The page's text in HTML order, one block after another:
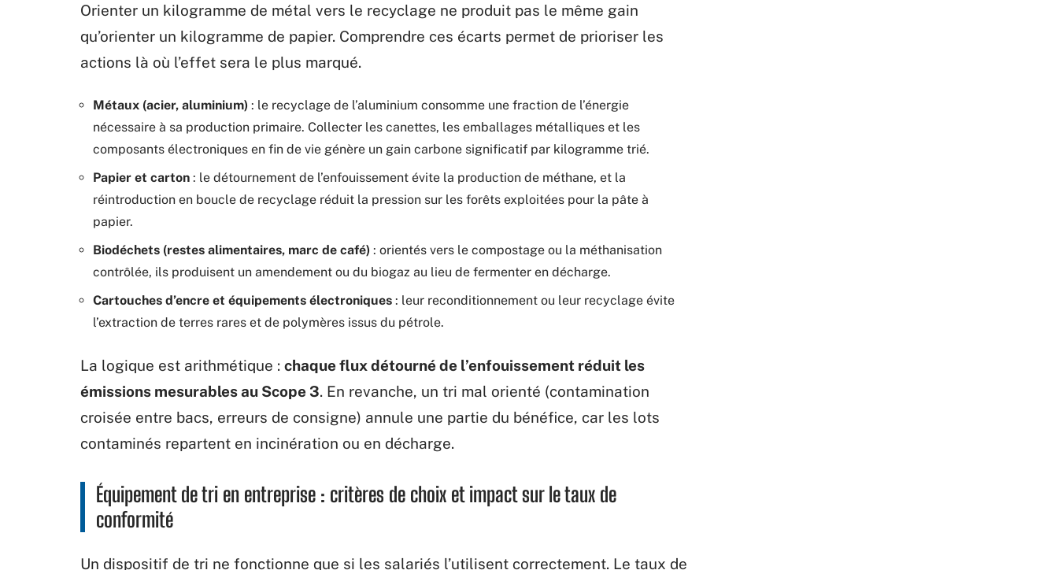
Orienter un kilogramme de métal vers le recyclage ne produit pas le même gain
qu’orienter un kilogramme de papier. Comprendre ces écarts permet de prioriser les
actions là où l’effet sera le plus marqué.
Métaux (acier, aluminium) : le recyclage de l’aluminium consomme une fraction de l’énergie
nécessaire à sa production primaire. Collecter les canettes, les emballages métalliques et les
composants électroniques en fin de vie génère un gain carbone significatif par kilogramme trié.
Papier et carton : le détournement de l’enfouissement évite la production de méthane, et la
réintroduction en boucle de recyclage réduit la pression sur les forêts exploitées pour la pâte à
papier.
Biodéchets (restes alimentaires, marc de café) : orientés vers le compostage ou la méthanisation
contrôlée, ils produisent un amendement ou du biogaz au lieu de fermenter en décharge.
Cartouches d’encre et équipements électroniques : leur reconditionnement ou leur recyclage évite
l’extraction de terres rares et de polymères issus du pétrole.
La logique est arithmétique : chaque flux détourné de l’enfouissement réduit les
émissions mesurables au Scope 3. En revanche, un tri mal orienté (contamination
croisée entre bacs, erreurs de consigne) annule une partie du bénéfice, car les lots
contaminés repartent en incinération ou en décharge.
Équipement de tri en entreprise : critères de choix et impact sur le taux de
conformité
Un dispositif de tri ne fonctionne que si les salariés l’utilisent correctement. Le taux de